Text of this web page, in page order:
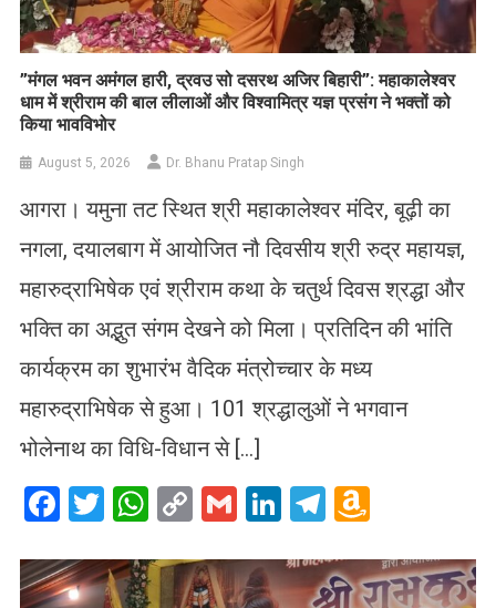
​”मंगल भवन अमंगल हारी, द्रवउ सो दसरथ अजिर बिहारी”: महाकालेश्वर
धाम में श्रीराम की बाल लीलाओं और विश्वामित्र यज्ञ प्रसंग ने भक्तों को
किया भावविभोर
August 5, 2026 Dr. Bhanu Pratap Singh
आगरा। यमुना तट स्थित श्री महाकालेश्वर मंदिर, बूढ़ी का
नगला, दयालबाग में आयोजित नौ दिवसीय श्री रुद्र महायज्ञ,
महारुद्राभिषेक एवं श्रीराम कथा के चतुर्थ दिवस श्रद्धा और
भक्ति का अद्भुत संगम देखने को मिला। प्रतिदिन की भांति
कार्यक्रम का शुभारंभ वैदिक मंत्रोच्चार के मध्य
महारुद्राभिषेक से हुआ। 101 श्रद्धालुओं ने भगवान
भोलेनाथ का विधि-विधान से […]
Facebook
Twitter
WhatsApp
CopyGmailLinkedIn
Telegram
List